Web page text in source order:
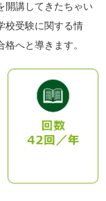
開講してきたちゃい
校受験に関する情
へと導きます。